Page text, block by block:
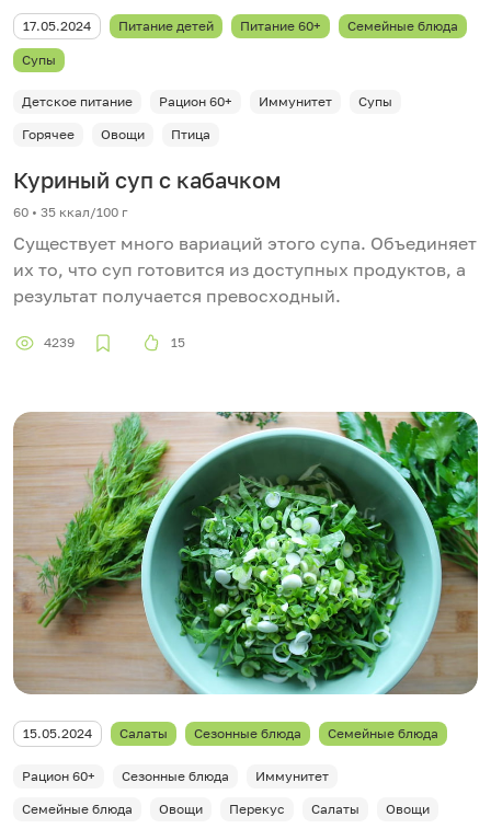
17.05.2024 Питание детей Питание 60+ Семейные блюда
Супы
Детское питание Рацион 60+ Иммунитет
Супы
Горячее
Овощи Птица
Куриный суп с кабачком
60 • 35 ккал/100 г
Существует много вариаций этого супа. Объединяет
их то, что суп готовится из доступных продуктов, а
результат получается превосходный.
4239 15
15.05.2024 Салаты Сезонные блюда Семейные блюда
Рацион 60+ Сезонные блюда
Иммунитет
Семейные блюда
Овощи Перекус Салаты Овощи